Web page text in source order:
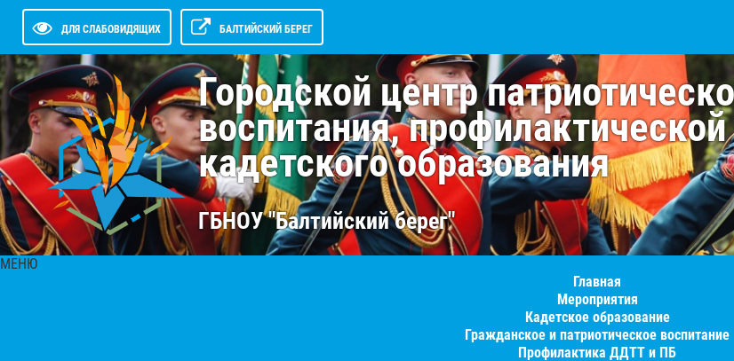
ДЛЯ СЛАБОВИДЯЩИХ БАЛТИЙСКИЙ БЕРЕГ
Городской центр
воспитания,
кадетского образования
ГБНОУ "Балтийский берег"
МЕНЮ
Главная
Мероприятия
Кадетское образование
Гражданское и патриотическое воспитание
Профилактика ДДТТ и ПБ